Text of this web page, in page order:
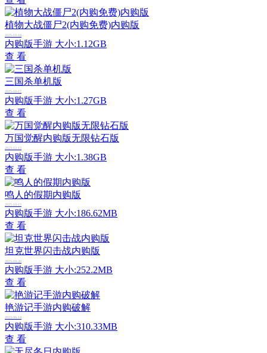
植物大战僵尸2(内购免费)内购版
2025-10-18
内购版手游 大小:1.12GB
查 看
三国杀单机版
2025-10-17
内购版手游 大小:1.27GB
查 看
万国觉醒内购版无限钻石版
2023-12-13
内购版手游 大小:1.38GB
查 看
鸣人的假期内购版
2025-10-15
内购版手游 大小:186.62MB
查 看
坦克世界闪击战内购版
2025-10-20
内购版手游 大小:252.2MB
查 看
艳游记手游内购破解
2023-06-14
内购版手游 大小:310.33MB
查 看